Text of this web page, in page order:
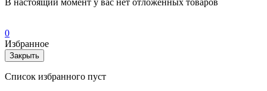
В настоящий момент у вас нет отложенных товаров
0
Избранное
Закрыть
Список избранного пуст